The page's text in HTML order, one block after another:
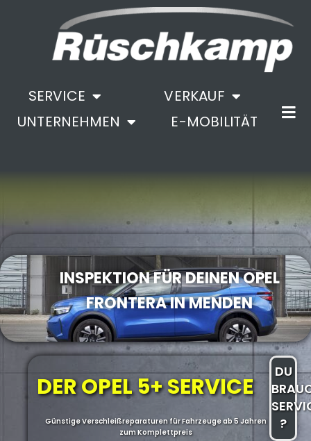
SERVICE
VERKAUF
UNTERNEHMEN
E-MOBILITÄT
.
INSPEKTION FÜR DEINEN OPEL
FRONTERA IN MENDEN
DER OPEL 5+ SERVICE
Günstige Verschleißreparaturen für Fahrzeuge ab 5 Jahren
zum Komplettpreis
DU
?